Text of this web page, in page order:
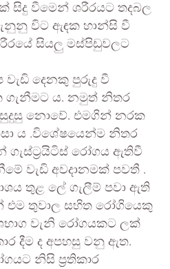
වීමෙන් ශරීරයට තදබල
විට ඇඳක හාන්සි වී
සියලු මස්පිඩුවලට
වැඩි දෙනකු පුරුදු වී
ගැනීමට ය. නමුත් නිතර
සුදුසු නොවේ. එමගින් නරක
ය .විශේෂයෙන්ම නිතර
ගැස්ට්‍රයිටිස් රෝගය ඇතිවී
වැඩි අවදානමක් පවතී .
තුළ ලේ ගැලීම් පවා ඇති
එම තුවාල සහිත රෝගියෙකු
වැනි රෝගයකට ලක්
දීම ද අපහසු වනු ඇත.
නිසි ප්‍රතිකාර